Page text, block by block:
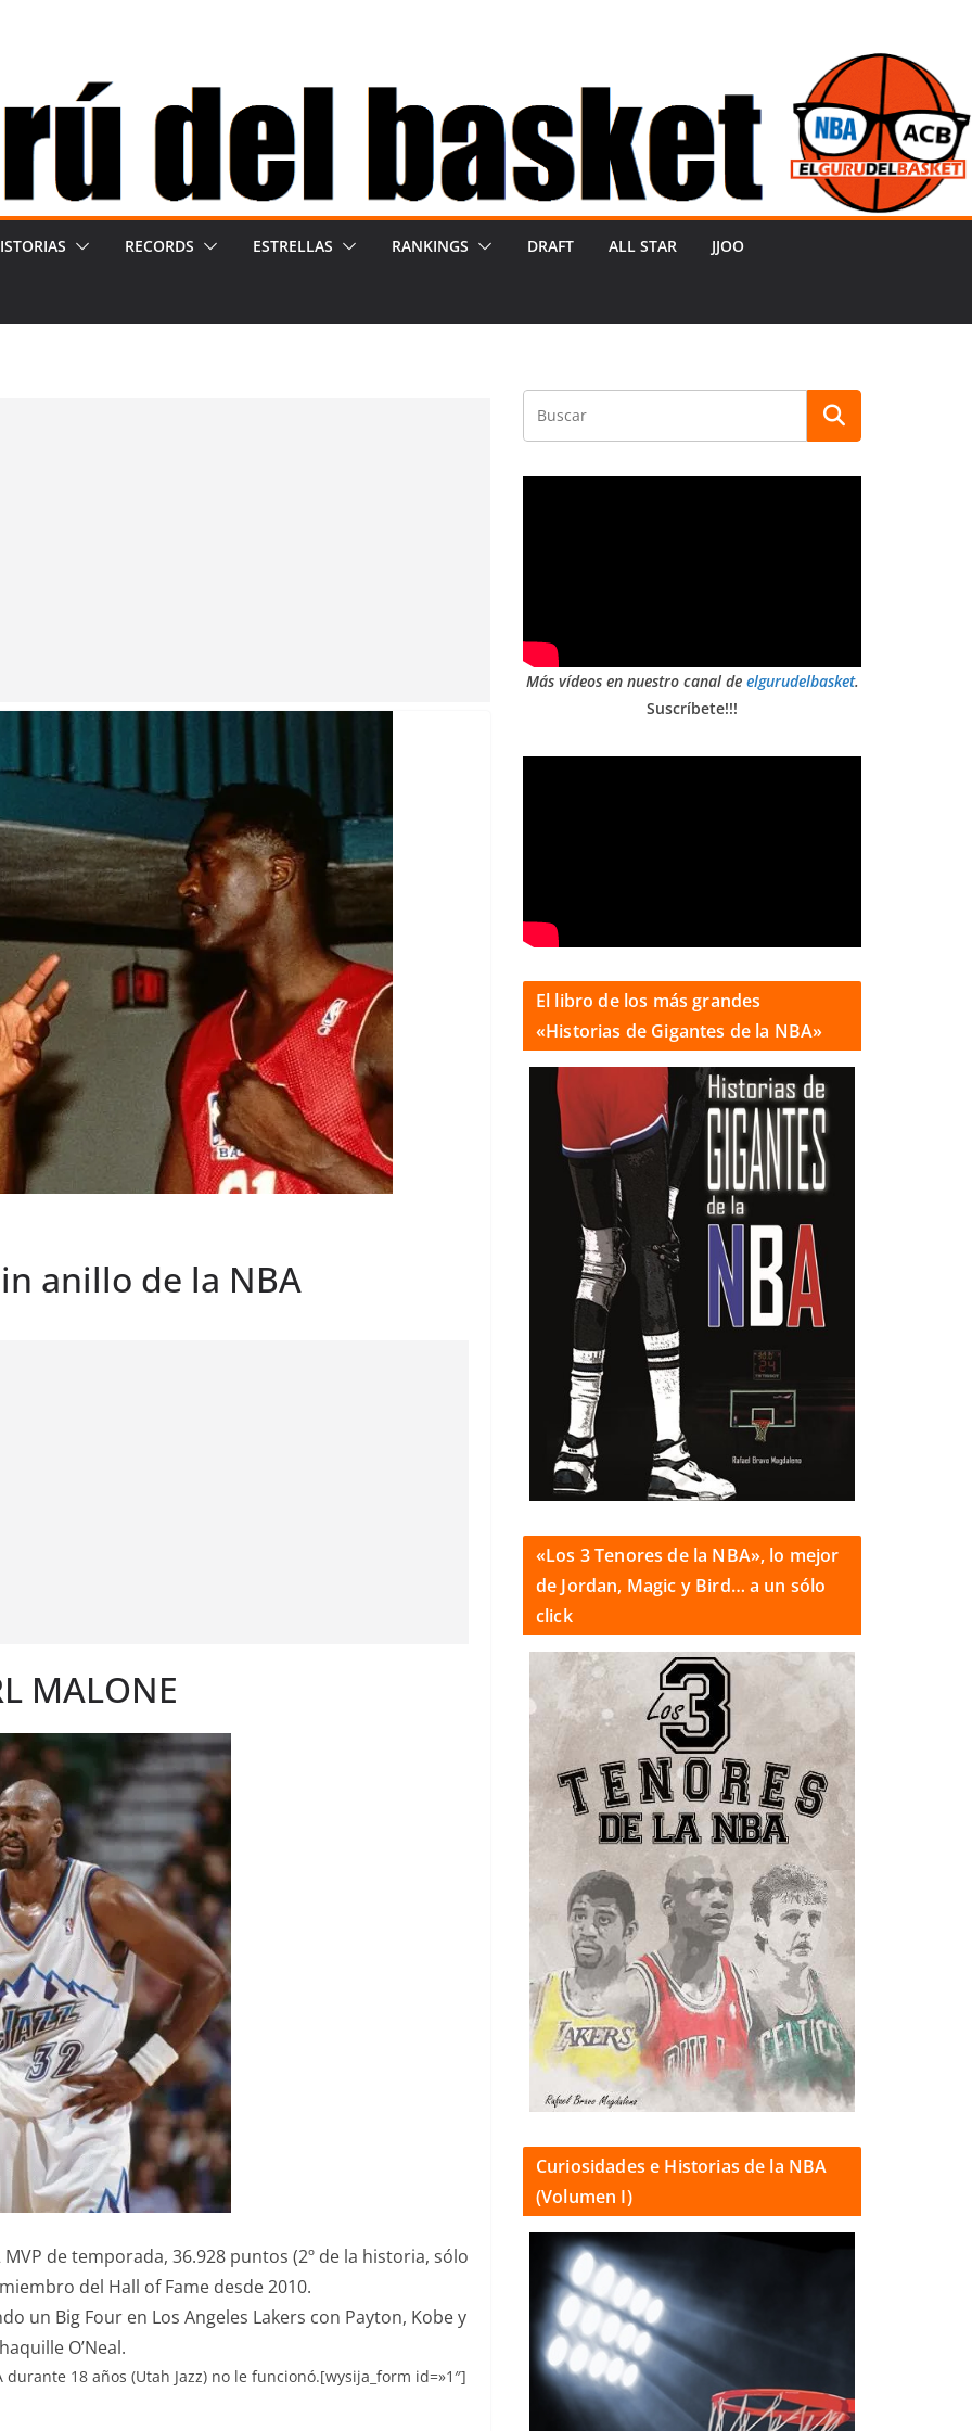
RECORDS ESTRELLAS RANKINGS DRAFT ALL STAR JJOO
anillo de la NBA
MALONE
de temporada, 36.928 puntos (2º de la historia, sólo
del Hall of Fame desde 2010.
un Big Four en Los Angeles Lakers con Payton, Kobe y
O’Neal.
18 años (Utah Jazz) no le funcionó.[wysija_form id=»1″]
Más vídeos en nuestro canal de elgurudelbasket.
Suscríbete!!!
El libro de los más grandes
«Historias de Gigantes de la NBA»
«Los 3 Tenores de la NBA», lo mejor
de Jordan, Magic y Bird… a un sólo
click
Curiosidades e Historias de la NBA
(Volumen I)